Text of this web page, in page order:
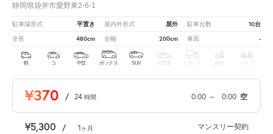
静岡県袋井市愛野東2-6-1
駐車場形式 平置き 屋内外形式 屋外 駐車台数 10台
全長 480cm 全幅 200cm 車高 -
軽 コ 中型 ボックス SUV 大型車 トラック 原付 バイク
¥370 / 24 時間 0:00 ～ 0:00 空
¥5,300 / 1ヶ月 マンスリー契約